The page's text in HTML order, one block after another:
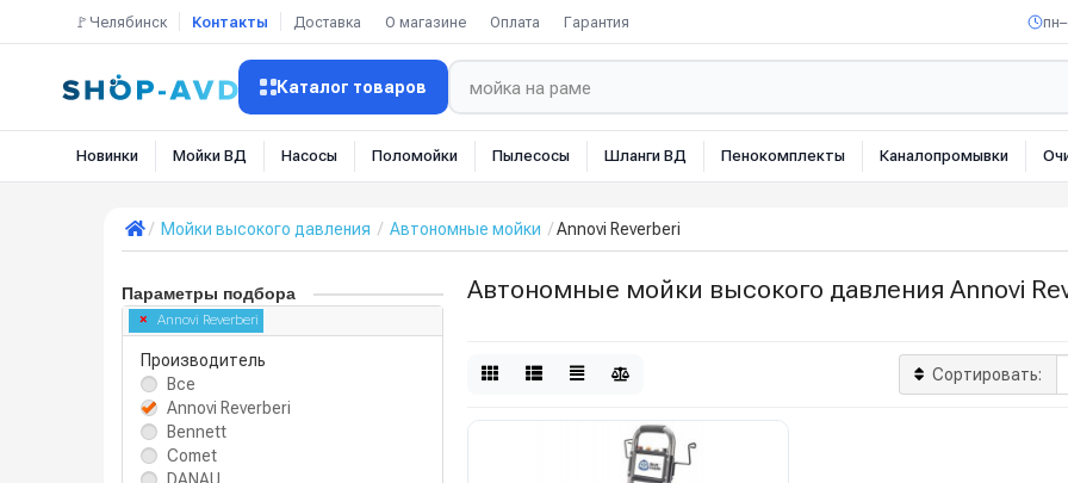
🚩Челябинск Контакты Доставка О магазине Оплата Гарантия
Каталог товаров
Новинки Мойки ВД Насосы Поломойки Пылесосы Шланги ВД Пенокомплекты Каналопромывки
Мойки высокого давления Автономные мойки Annovi Reverberi
Параметры подбора
Annovi Reverberi
Производитель
Все
Annovi Reverberi
Bennett
Comet
Автономные мойки высокого давления Annovi
Сортировать: